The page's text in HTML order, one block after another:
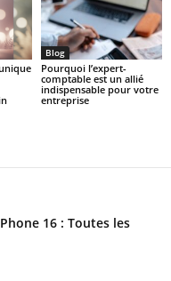
Blog
Pourquoi l’expert-
comptable est un allié
indispensable pour votre
entreprise
16 : Toutes les